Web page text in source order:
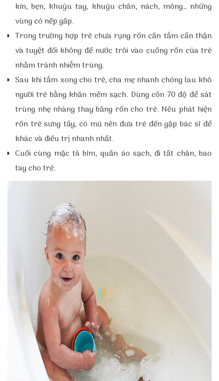
kín, bẹn, khuỷu tay, khuỷu chân, nách, mông… những
vùng có nếp gấp.
Trong trường hợp trẻ chưa rụng rốn cần tắm cẩn thận
và tuyệt đối không để nước trôi vào cuống rốn của trẻ
nhằm tránh nhiễm trùng.
Sau khi tắm xong cho trẻ, cha mẹ nhanh chóng lau khô
người trẻ bằng khăn mềm sạch. Dùng cồn 70 độ để sát
trùng nhẹ nhàng thay băng rốn cho trẻ. Nếu phát hiện
rốn trẻ sưng tấy, có mủ nên đưa trẻ đến gặp bác sĩ để
khác và điều trị nhanh nhất.
Cuối cùng mặc tã bỉm, quần áo sạch, đi tất chân, bao
tay cho trẻ.